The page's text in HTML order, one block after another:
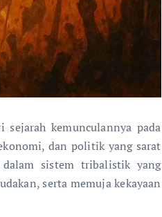
sejarah kemunculannya pada
dan politik yang sarat
sistem tribalistik yang
serta memuja kekayaan